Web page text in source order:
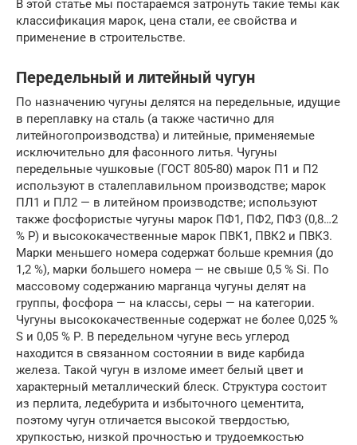
В этой статье мы постараемся затронуть такие темы как
классификация марок, цена стали, ее свойства и
применение в строительстве.
Передельный и литейный чугун
По назначению чугуны делятся на передельные, идущие
в переплавку на сталь (а также частично для
литейногопроизводства) и литейные, применяемые
исключительно для фасонного литья. Чугуны
передельные чушковые (ГОСТ 805-80) марок П1 и П2
используют в сталеплавильном производстве; марок
ПЛ1 и ПЛ2 — в литейном производстве; используют
также фосфористые чугуны марок ПФ1, ПФ2, ПФ3 (0,8…2
% Р) и высококачественные марок ПВК1, ПВК2 и ПВК3.
Марки меньшего номера содержат больше кремния (до
1,2 %), марки большего номера — не свыше 0,5 % Si. По
массовому содержанию марганца чугуны делят на
группы, фосфора — на классы, серы — на категории.
Чугуны высококачественные содержат не более 0,025 %
S и 0,05 % Р. В передельном чугуне весь углерод
находится в связанном состоянии в виде карбида
железа. Такой чугун в изломе имеет белый цвет и
характерный металлический блеск. Структура состоит
из перлита, ледебурита и избыточного цементита,
поэтому чугун отличается высокой твердостью,
хрупкостью, низкой прочностью и трудоемкостью